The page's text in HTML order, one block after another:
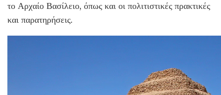
το Αρχαίο Βασίλειο, όπως και οι πολιτιστικές πρακτικές
και παρατηρήσεις.